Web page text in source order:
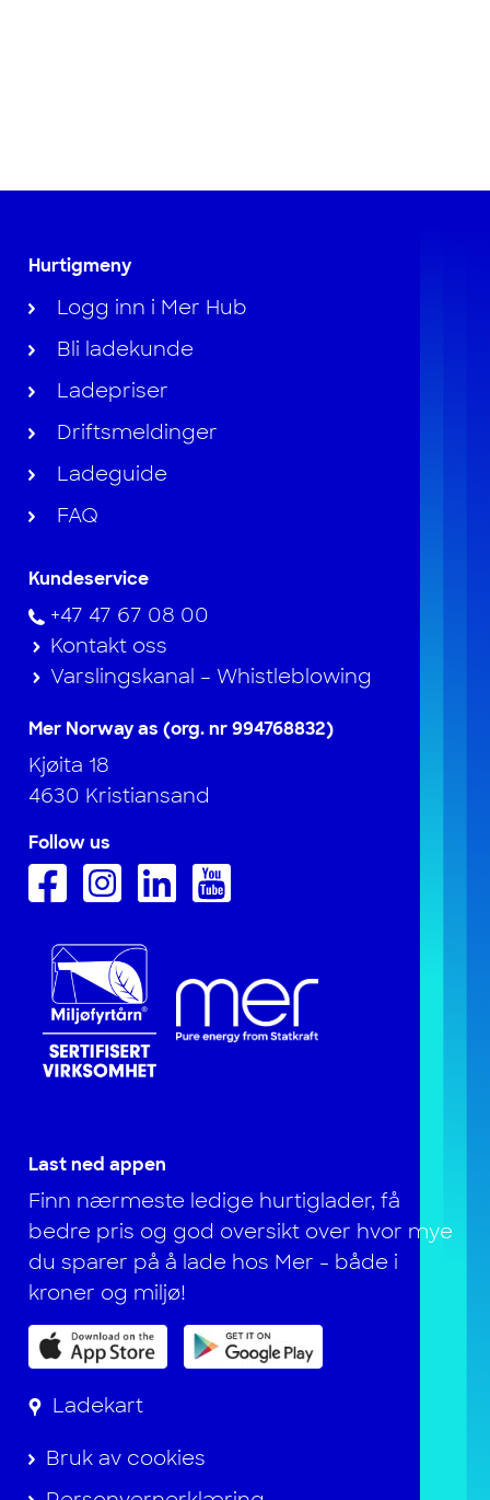
Last ned appen
Finn nærmeste ledige hurtiglader, få
bedre pris og god oversikt over hvor mye
du sparer på å lade hos Mer - både i
kroner og miljø!
Ladekart
Bruk av cookies
Hurtigmeny
Logg inn i Mer Hub
Bli ladekunde
Ladepriser
Driftsmeldinger
Ladeguide
FAQ
Kundeservice
+47 47 67 08 00
Kontakt oss
Varslingskanal – Whistleblowing
Mer Norway as (org. nr 994768832)
Kjøita 18
4630 Kristiansand
Follow us